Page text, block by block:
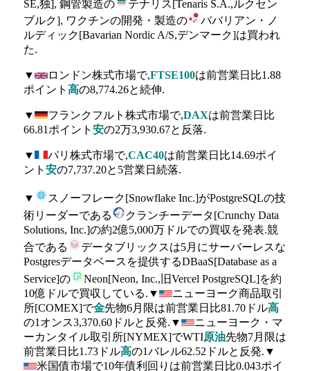
SE,独], 鋼管製造の
テナリス[Tenaris S.A.,ルクセン
ブルク], ワクチンの開発・製造の
ババリアン・ノ
ルディック[Bavarian Nordic A/S,デンマーク]は買われ
た.
▼ ロンドン株式市場で,FTSE100は前営業日比1.88
ポイント 高の8,774.26と続伸.
▼ フランクフルト株式市場で,DAXは前営業日比
66.81ポイント 安の2万3,930.67と反落.
▼ パリ株式市場で,CAC40は前営業日比14.69ポイ
ント 安の7,737.20と5営業日続落.
▼
スノーフレーク[Snowflake Inc.]がPostgreSQLの技
術リーダーである
クランチーデータ[Crunchy Data
Solutions, Inc.]の約2億5,000万ドルでの買収を発表.競
合である
データブリックスは5月にサーバーレスな
Postgresデータベースを提供するDBaaS[Database as a
Service]の
Neon[Neon, Inc.,旧Vercel PostgreSQL]を約
10億ドルで買収している.▼
ニューヨーク商品取引
所[COMEX]で金先物6月限は前営業日比81.70ドル高
の1オンス3,370.60ドルと反発.▼
ニューヨーク・マ
ーカンタイル取引所[NYMEX]でWTI原油先物7月限は
前営業日比1.73ドル高の1バレル62.52ドルと反発.▼
米国債市場で10年債利回りは前営業日比0.043ポイ